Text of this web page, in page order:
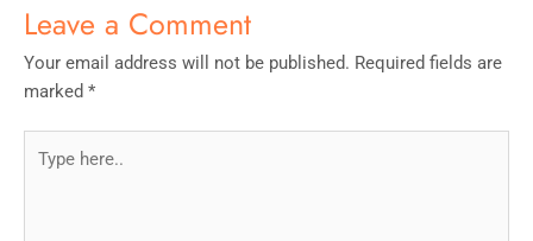
Leave a Comment
Your email address will not be published. Required fields are
marked *
here..